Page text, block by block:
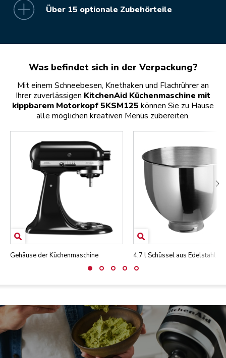
Über 15 optionale Zubehörteile
Was befindet sich in der Verpackung?
Mit einem Schneebesen, Knethaken und Flachrührer an
Ihrer zuverlässigen KitchenAid Küchenmaschine mit
kippbarem Motorkopf 5KSM125 können Sie zu Hause
alle möglichen kreativen Menüs zubereiten.
Gehäuse der Küchenmaschine 4,7 l Schüssel aus Edelstahl